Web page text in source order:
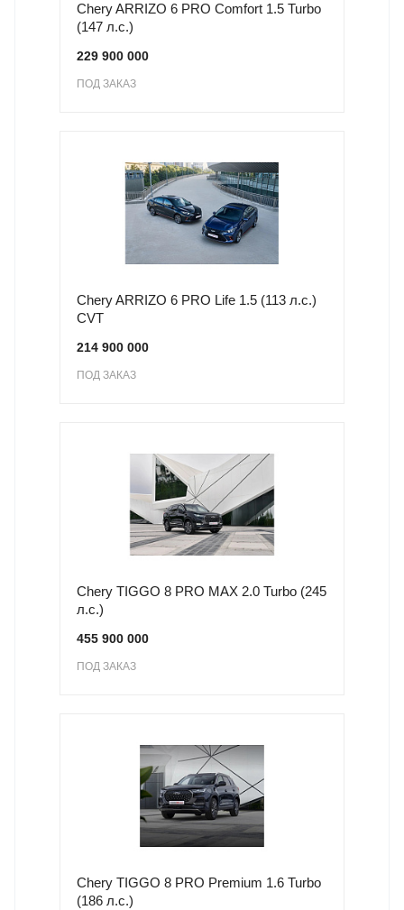
Chery ARRIZO 6 PRO Comfort 1.5 Turbo
(147 л.с.)
229 900 000
ПОД ЗАКАЗ
Chery ARRIZO 6 PRO Life 1.5 (113 л.с.)
CVT
214 900 000
ПОД ЗАКАЗ
Chery TIGGO 8 PRO MAX 2.0 Turbo (245
л.с.)
455 900 000
ПОД ЗАКАЗ
Chery TIGGO 8 PRO Premium 1.6 Turbo
(186 л.с.)